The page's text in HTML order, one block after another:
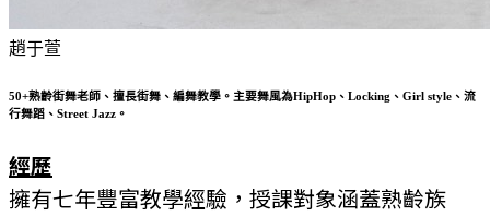
趙于萱
50+熟齡街舞老師、擅長街舞、編舞教學。主要舞風為HipHop、Locking、Girl style、流
行舞蹈、Street Jazz。
經歷
擁有七年豐富教學經驗，授課對象涵蓋熟齡族